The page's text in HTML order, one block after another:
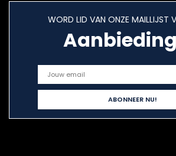
WORD LID VAN ONZE MAILLIJST